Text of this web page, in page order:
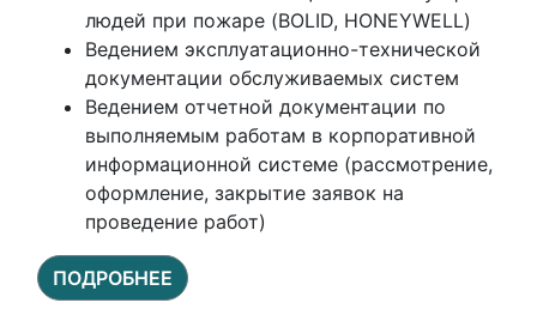
людей при пожаре (BOLID, HONEYWELL)
Ведением эксплуатационно-технической
документации обслуживаемых систем
Ведением отчетной документации по
выполняемым работам в корпоративной
информационной системе (рассмотрение,
оформление, закрытие заявок на
проведение работ)
ПОДРОБНЕЕ